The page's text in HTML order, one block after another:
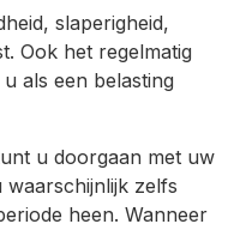
slaperigheid,
Ook het regelmatig
als een belasting
u doorgaan met uw
waarschijnlijk zelfs
heen. Wanneer